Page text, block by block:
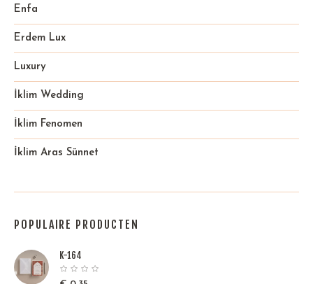
Enfa
Erdem Lux
Luxury
İklim Wedding
İklim Fenomen
İklim Aras Sünnet
POPULAIRE PRODUCTEN
K-164